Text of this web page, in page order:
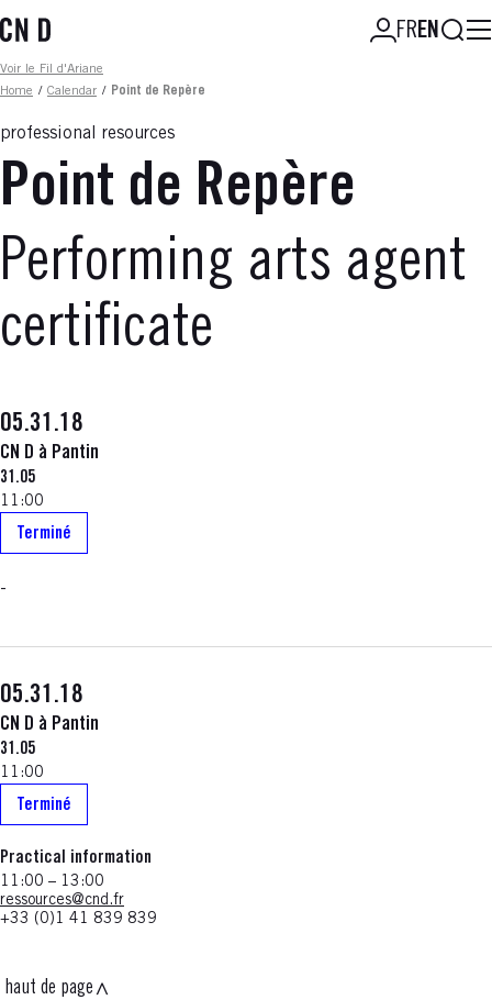
to
content
FREN
Fil d'ariane
Voir le Fil d'Ariane
Home / Calendar / Point de Repère
professional resources
Point de Repère
Performing arts agent
certificate
05.31.18
CN D à Pantin
31.05
11:00
Terminé
-
05.31.18
CN D à Pantin
31.05
11:00
Terminé
Practical information
11:00 – 13:00
ressources@cnd.fr
+33 (0)1 41 839 839
haut de page